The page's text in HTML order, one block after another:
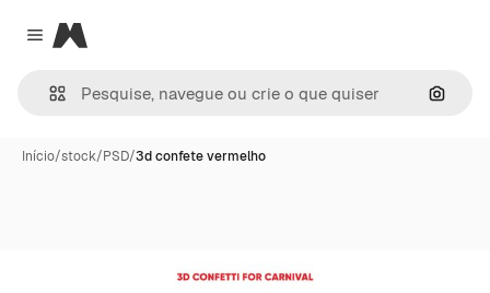
Close menu
Magnific
Início/stock/PSD/3d confete vermelho